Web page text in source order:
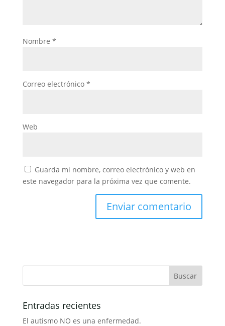
Nombre *
Correo electrónico *
Web
Guarda mi nombre, correo electrónico y web en
este navegador para la próxima vez que comente.
Entradas recientes
El autismo NO es una enfermedad.